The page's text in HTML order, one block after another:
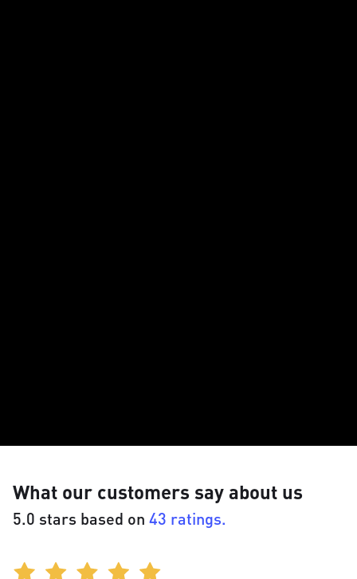
What our customers say about us
5.0 stars based on 43 ratings.